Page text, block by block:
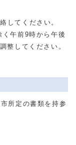
してください。
午前9時から午後
整してください。
所定の書類を持参